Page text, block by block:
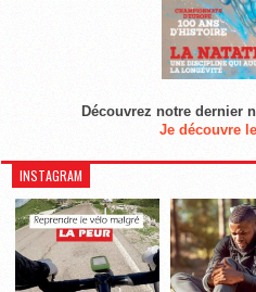
Découvrez notre dernier
Je découvre
INSTAGRAM